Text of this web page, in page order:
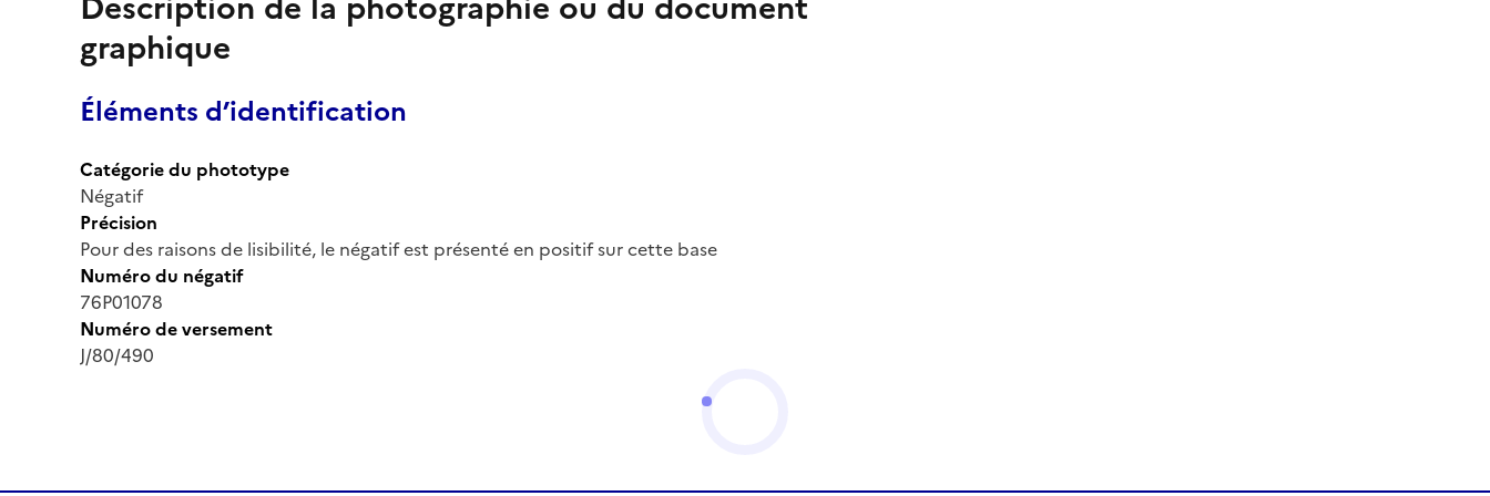
graphique
Éléments d’identification
Catégorie du phototype
Négatif
Précision
Pour des raisons de lisibilité, le négatif est présenté en positif sur cette base
Numéro du négatif
76P01078
Numéro de versement
J/80/490